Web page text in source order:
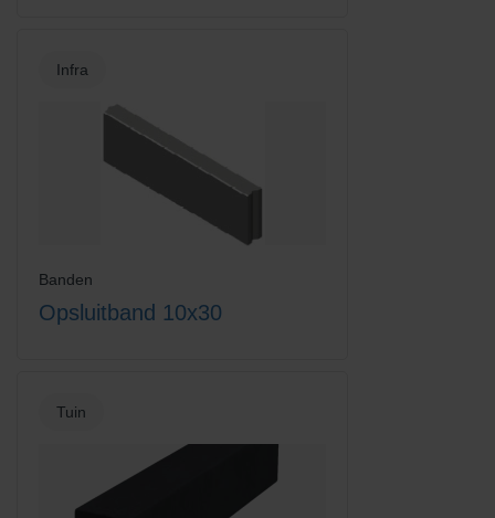
Infra
Banden
Opsluitband 10x30
Tuin